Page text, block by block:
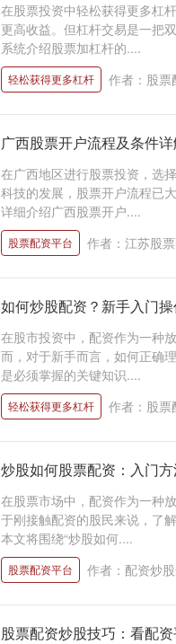
在股票投资中轻松获得更多杠
更高收益。但杠杆交易是一把
系统介绍股票加杠杆的....
轻松获得更多杠杆 作者：股票
广西股票开户流程及条件
在广西地区进行股票投资，选
科技的发展，股票开户流程已
详细介绍广西股票开户....
股票配资平台 作者：江苏股
如何炒股配资？新手入门
在股市投资中，配资作为一种
而，对于新手而言，如何正确
是必须掌握的关键知识....
轻松获得更多杠杆 作者：股票
炒股如何股票配资：入门
在股票市场中，配资作为一种
于刚接触配资的股民来说，了
本文将围绕“炒股如何....
股票配资平台 作者：配资炒
股票配资炒股技巧：看配